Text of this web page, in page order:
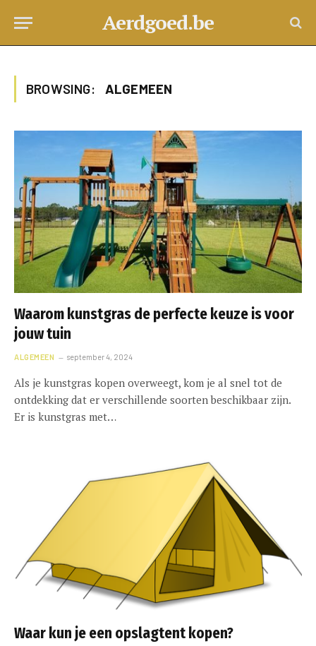
Aerdgoed.be
BROWSING: ALGEMEEN
Waarom kunstgras de perfecte keuze is voor
jouw tuin
ALGEMEEN september 4, 2024
Als je kunstgras kopen overweegt, kom je al snel tot de
ontdekking dat er verschillende soorten beschikbaar zijn.
Er is kunstgras met…
Waar kun je een opslagtent kopen?